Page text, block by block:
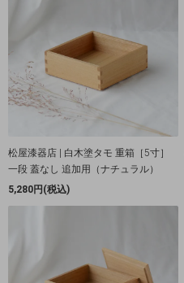
松屋漆器店 | 白木塗タモ 重箱［5寸］
一段 蓋なし 追加用（ナチュラル）
5,280円(税込)